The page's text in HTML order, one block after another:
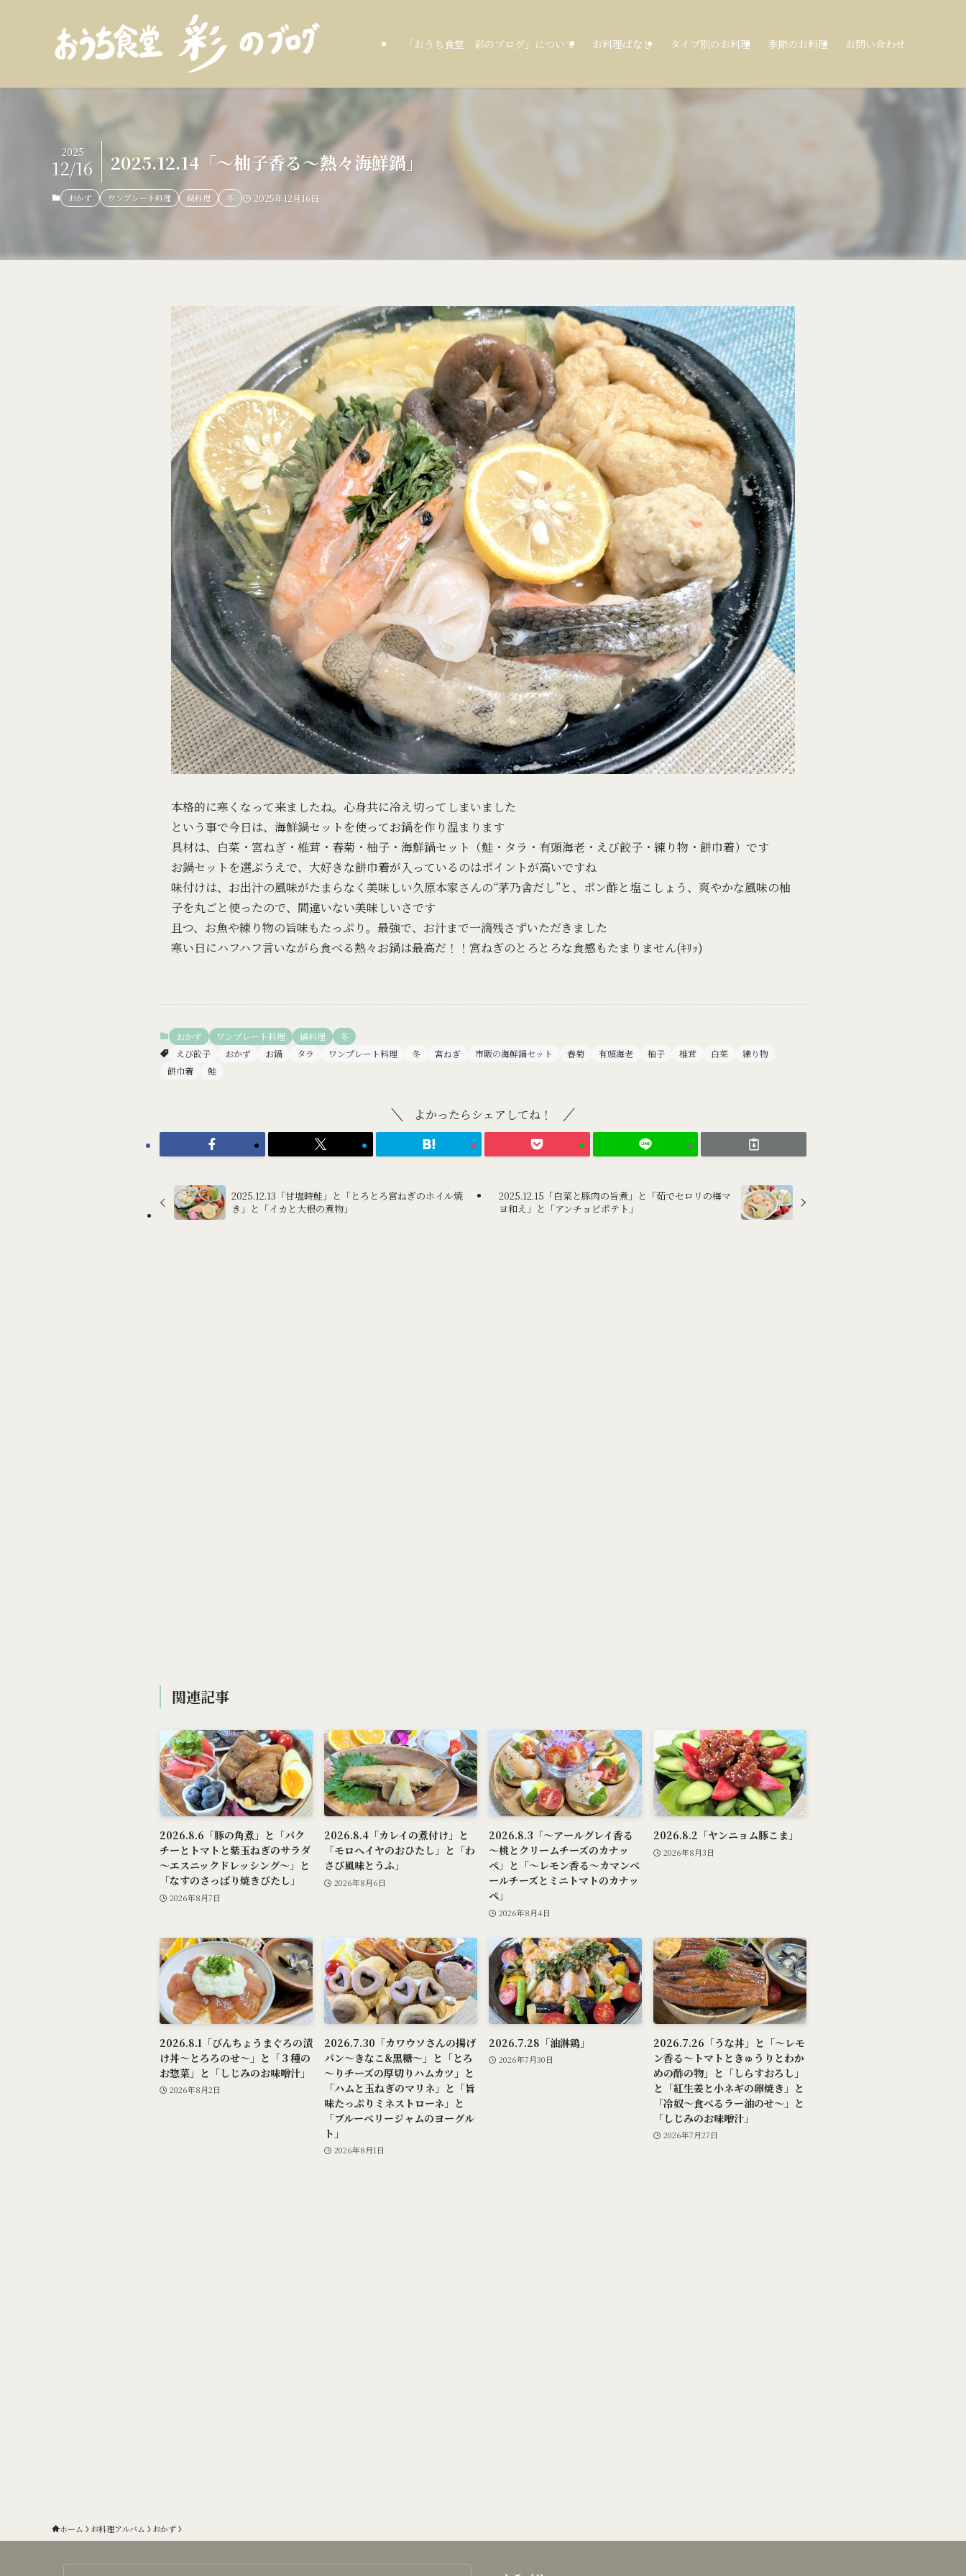
「おうち食堂 彩のブログ」について お料理ばなし タイプ別のお料理 季節のお料理 お問い合わせ
2025.12.14「～柚子香る～熱々海鮮鍋」
2025
12/16
おかず ワンプレート料理 鍋料理 冬 2025年12月16日
本格的に寒くなって来ましたね。心身共に冷え切ってしまいました
という事で今日は、海鮮鍋セットを使ってお鍋を作り温まります
具材は、白菜・宮ねぎ・椎茸・春菊・柚子・海鮮鍋セット（鮭・タラ・有頭海老・えび餃子・練り物・餅巾着）です
お鍋セットを選ぶうえで、大好きな餅巾着が入っているのはポイントが高いですね
味付けは、お出汁の風味がたまらなく美味しい久原本家さんの“茅乃舎だし”と、ポン酢と塩こしょう、爽やかな風味の柚
子を丸ごと使ったので、間違いない美味しいさです
且つ、お魚や練り物の旨味もたっぷり。最強で、お汁まで一滴残さずいただきました
寒い日にハフハフ言いながら食べる熱々お鍋は最高だ！！宮ねぎのとろとろな食感もたまりません(ｷﾘｯ)
おかず ワンプレート料理 鍋料理
冬
えび餃子
おかず お鍋 タラ ワンプレート料理 冬 宮ねぎ 市販の海鮮鍋セット 春菊 有頭海老 柚子 椎茸 白菜
練り物
餅巾着
鮭
よかったらシェアしてね！
2025.12.13「甘塩時鮭」と「とろとろ宮ねぎのホイル焼
き」と「イカと大根の煮物」
2025.12.15「白菜と豚肉の旨煮」と「茹でセロリの梅マ
ヨ和え」と「アンチョビポテト」
関連記事
2026.8.6「豚の角煮」と「パク
チーとトマトと紫玉ねぎのサラダ
～エスニックドレッシング～」と
「なすのさっぱり焼きびたし」
2026年8月7日
2026.8.4「カレイの煮付け」と
「モロヘイヤのおひたし」と「わ
さび風味とうふ」
2026年8月6日
2026.8.3「～アールグレイ香る
～桃とクリームチーズのカナッ
ペ」と「～レモン香る～カマンベ
ールチーズとミニトマトのカナッ
ペ」
2026年8月4日
2026.8.2「ヤンニョム豚こま」
2026年8月3日
2026.8.1「びんちょうまぐろの漬
け丼～とろろのせ～」と「３種の
お惣菜」と「しじみのお味噌汁」
2026年8月2日
2026.7.30「カワウソさんの揚げ
パン～きなこ&黒糖～」と「とろ
～りチーズの厚切りハムカツ」と
「ハムと玉ねぎのマリネ」と「旨
味たっぷりミネストローネ」と
「ブルーベリージャムのヨーグル
ト」
2026年8月1日
2026.7.28「油淋鶏」
2026年7月30日
2026.7.26「うな丼」と「～レモ
ン香る～トマトときゅうりとわか
めの酢の物」と「しらすおろし」
と「紅生姜と小ネギの卵焼き」と
「冷奴～食べるラー油のせ～」と
「しじみのお味噌汁」
2026年7月27日
ホーム お料理アルバム おかず